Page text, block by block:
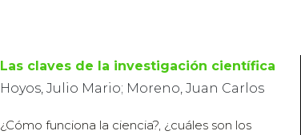
Las claves de la investigación científica
Hoyos, Julio Mario; Moreno, Juan Carlos
¿Cómo funciona la ciencia?, ¿cuáles son los